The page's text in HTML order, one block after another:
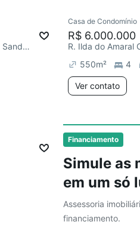
Financiamento
Simule as
em um só
Assessoria
financiamento.
R. Ilda do Amaral Cussiol, Jardim Sandra
Casa de Condomínio
R$ 6.000.000
550m² 4
Ver contato
Ver mais sobre